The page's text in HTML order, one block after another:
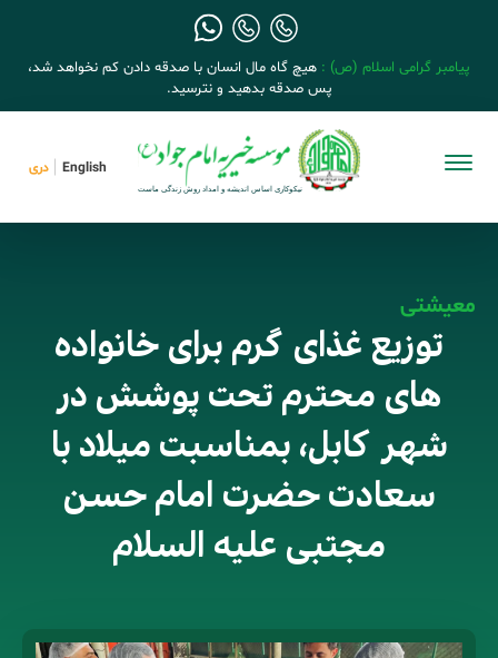
پیامبر گرامی اسلام (ص) : هیچ گاه مال انسان با صدقه دادن کم نخواهد شد،
پس صدقه بدهید و نترسید.
دری English
معیشتی
توزیع غذای گرم برای خانواده
های محترم تحت پوشش در
شهر کابل، بمناسبت میلاد با
سعادت حضرت امام حسن
مجتبی علیه السلام